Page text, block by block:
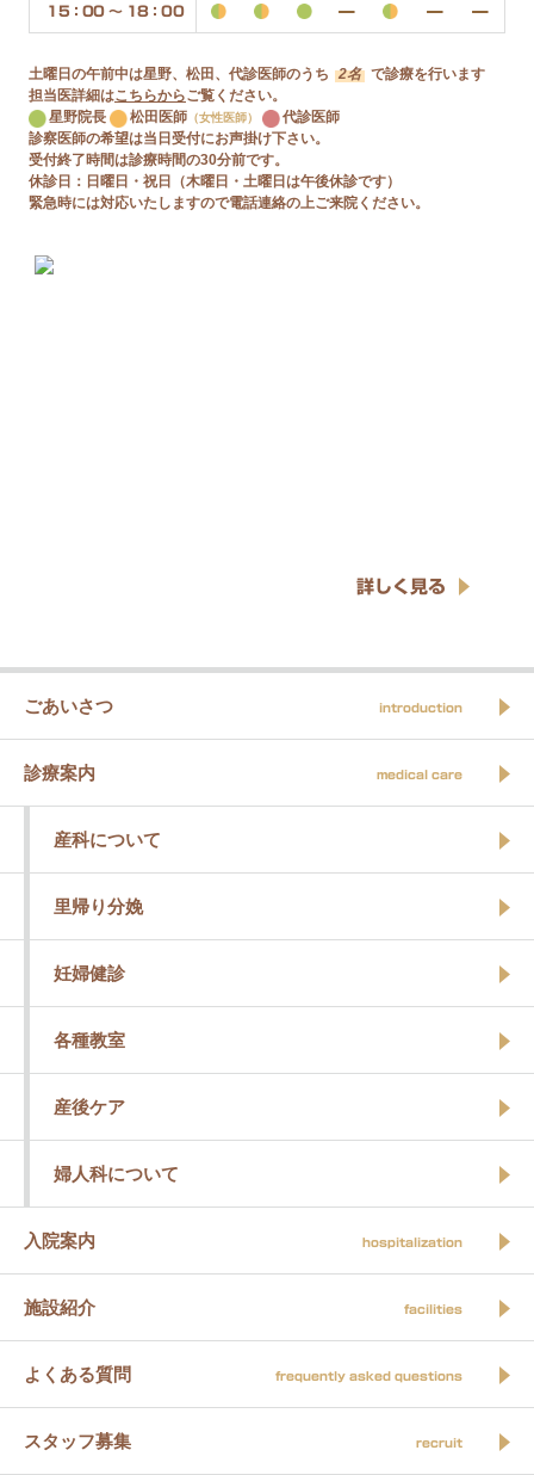
15：00 〜 18：00
土曜日の午前中は星野、松田、代診医師のうち 2名 で診療を行います
担当医詳細はこちらからご覧ください。
星野院長
松田医師 （女性医師）
代診医師
診察医師の希望は当日受付にお声掛け下さい。
受付終了時間は診療時間の30分前です。
休診日：日曜日・祝日（木曜日・土曜日は午後休診です）
緊急時には対応いたしますので電話連絡の上ご来院ください。
詳しく見る
ごあいさつ introduction
診療案内 medical care
産科について
里帰り分娩
妊婦健診
各種教室
産後ケア
婦人科について
入院案内 hospitalization
施設紹介 facilities
よくある質問 frequently asked questions
スタッフ募集 recruit